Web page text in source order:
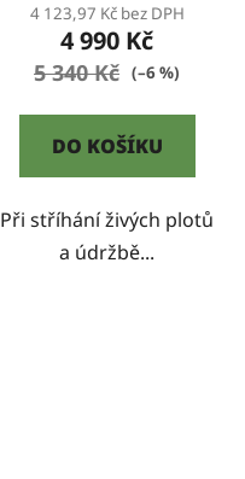
4 123,97 Kč bez DPH
4 990 Kč
5 340 Kč (–6 %)
DO KOŠÍKU
Při stříhání živých plotů
a údržbě...